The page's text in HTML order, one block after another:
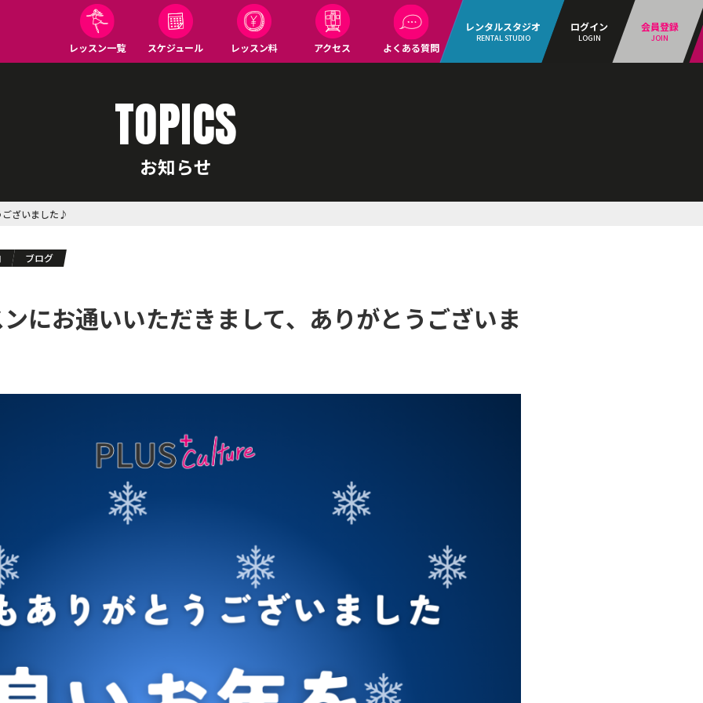
レッスン一覧 スケジュール レッスン料 アクセス よくある質問
レンタルスタジオ
RENTAL STUDIO
ログイン
LOGIN
会員登録
JOIN
TOPICS
お知らせ
ございました♪
ブログ
にお通いいただきまして、ありがとうございま